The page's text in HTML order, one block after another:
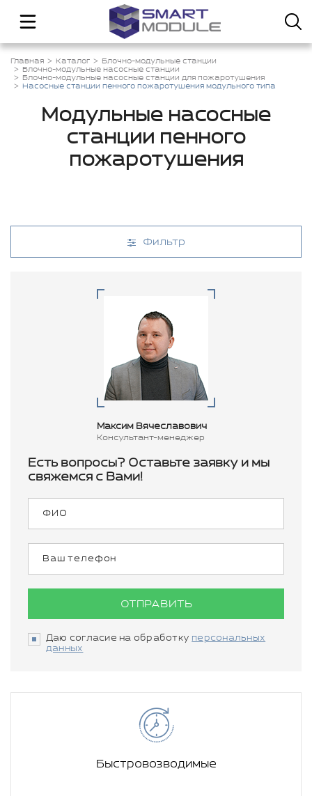
Главная Каталог
Блочно-модульные станции
Блочно-модульные насосные станции
Блочно-модульные насосные станции для пожаротушения
Насосные станции пенного пожаротушения модульного типа
Модульные насосные
станции пенного
пожаротушения
Фильтр
Максим Вячеславович
Консультант-менеджер
Есть вопросы? Оставьте заявку и мы
свяжемся с Вами!
ОТПРАВИТЬ
Даю согласие на обработку персональных
данных
Быстровозводимые